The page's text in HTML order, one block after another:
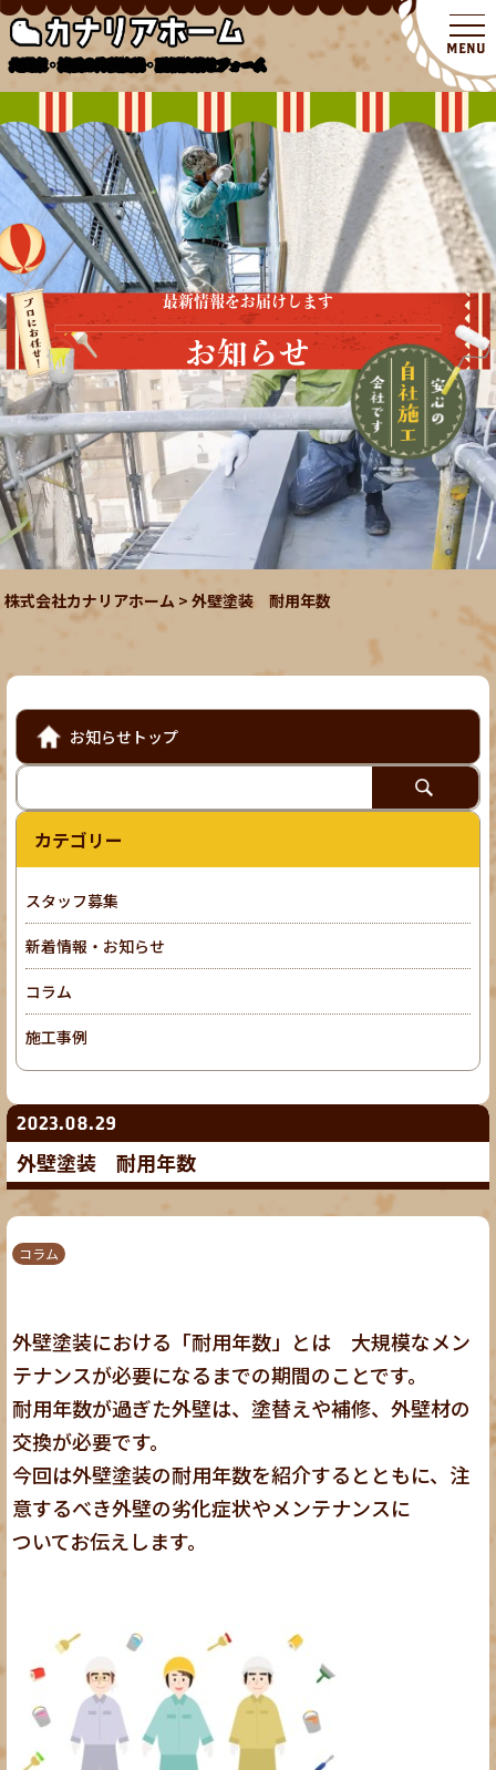
北関東・埼玉の外壁塗装・屋根塗装リフォーム
最新情報をお届けします
お知らせ
株式会社カナリアホーム >外壁塗装 耐用年数
2023.08.29
外壁塗装 耐用年数
コラム
外壁塗装における「耐用年数」とは 大規模なメン
テナンスが必要になるまでの期間のことです。
耐用年数が過ぎた外壁は、塗替えや補修、外壁材の
交換が必要です。
今回は外壁塗装の耐用年数を紹介するとともに、注
意するべき外壁の劣化症状やメンテナンスに
ついてお伝えします。
お知らせトップ
カテゴリー
スタッフ募集
新着情報・お知らせ
コラム
施工事例